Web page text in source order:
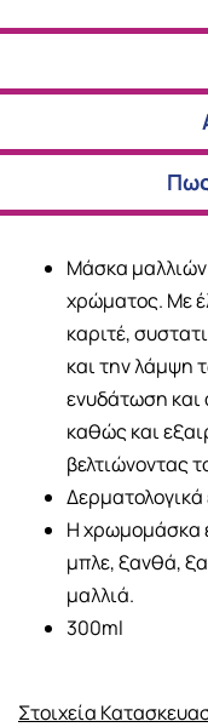
Mάσκα
χρώματος. Με
καριτέ,
και την λάμψη
ενυδάτωση και
καθώς και
βελτιώνοντας
Δερματολογικά
Η χρωμομάσκα
μπλε, ξανθά,
μαλλιά.
300ml
Στοιχεία